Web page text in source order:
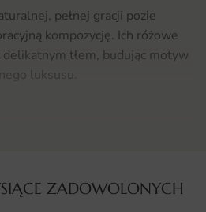
pełnej gracji pozie
kompozycję. Ich różowe
tłem, budując motyw
luksusu.
do wnętrza nutę boho-chic i
Flamingi
ZADOWOLONYCH